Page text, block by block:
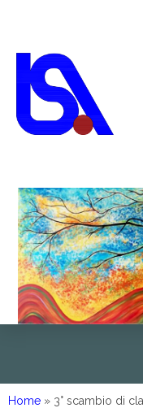
Home » 3° scambio di